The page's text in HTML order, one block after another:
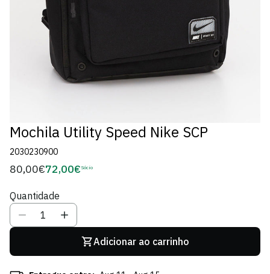
Mochila Utility Speed Nike SCP
2030230900
Preço
80,00€ Preço
Sócio
72,00€ Sócio
Quantidade
Adicionar ao carrinho